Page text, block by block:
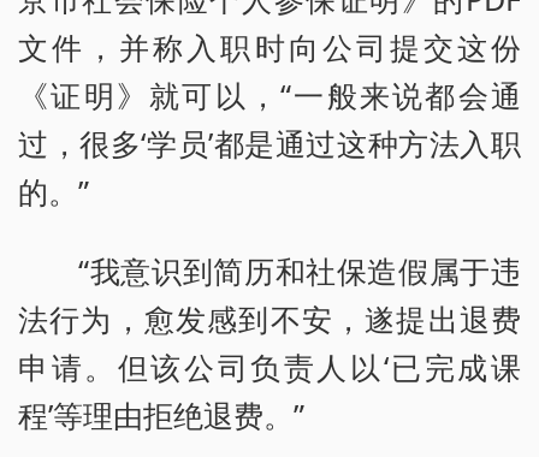
文件，并称入职时向公司提交这份
《证明》就可以，“一般来说都会通
过，很多‘学员’都是通过这种方法入职
的。”
“我意识到简历和社保造假属于违
法行为，愈发感到不安，遂提出退费
申请。但该公司负责人以‘已完成课
程’等理由拒绝退费。”